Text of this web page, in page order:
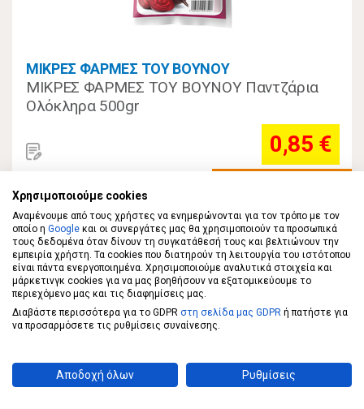
ΜΙΚΡΕΣ ΦΑΡΜΕΣ ΤΟΥ ΒΟΥΝΟΥ
ΜΙΚΡΕΣ ΦΑΡΜΕΣ ΤΟΥ ΒΟΥΝΟΥ Παντζάρια
Ολόκληρα 500gr
0,85 €
Χρησιμοποιούμε cookies
Αναμένουμε από τους χρήστες να ενημερώνονται για τον τρόπο με τον
οποίο η Google και οι συνεργάτες μας θα χρησιμοποιούν τα προσωπικά
τους δεδομένα όταν δίνουν τη συγκατάθεσή τους και βελτιώνουν την
εμπειρία χρήστη. Τα cookies που διατηρούν τη λειτουργία του ιστότοπου
είναι πάντα ενεργοποιημένα. Χρησιμοποιούμε αναλυτικά στοιχεία και
μάρκετινγκ cookies για να μας βοηθήσουν να εξατομικεύουμε το
περιεχόμενο μας και τις διαφημίσεις μας.
Διαβάστε περισσότερα για το GDPR στη σελίδα μας GDPR ή πατήστε για
να προσαρμόσετε τις ρυθμίσεις συναίνεσης.
Αποδοχή όλων Ρυθμίσεις